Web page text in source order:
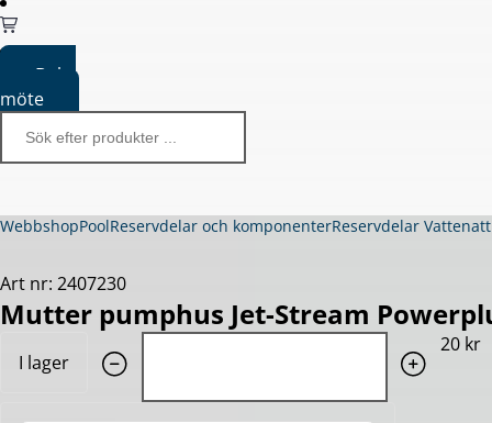
Boka
möte
WebbshopPoolReservdelar och komponenterReservdelar
Art nr: 2407230
Mutter pumphus Jet-Stream
I lager
20 kr